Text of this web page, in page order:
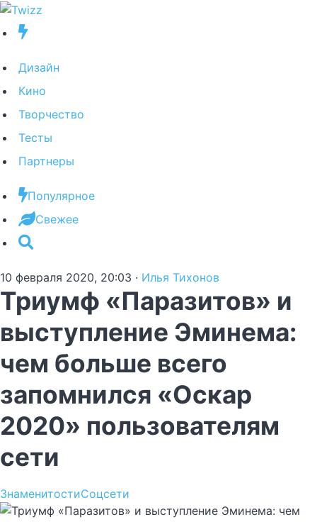
Дизайн
Кино
Творчество
Тесты
Партнеры
Популярное
Свежее
10 февраля 2020, 20:03 · Илья Тихонов
Триумф «Паразитов» и
выступление Эминема:
чем больше всего
запомнился «Оскар
2020» пользователям
сети
ЗнаменитостиСоцсети